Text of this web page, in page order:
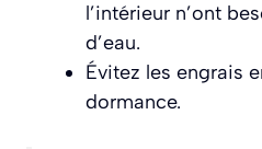
l’intérieur n’ont
d’eau.
Évitez les engrais
dormance.